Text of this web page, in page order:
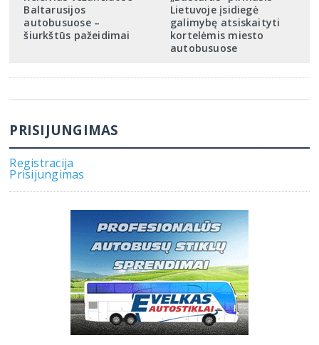
Baltarusijos
autobusuose –
šiurkštūs pažeidimai
Lietuvoje įsidiegė
galimybę atsiskaityti
kortelėmis miesto
autobusuose
PRISIJUNGIMAS
Registracija
Prisijungimas